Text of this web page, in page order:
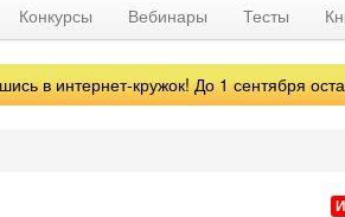
Конкурсы Вебинары Тесты
в интернет-кружок! До 1 сентября